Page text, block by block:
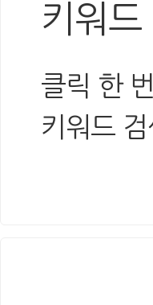
키워
클릭 한
키워드